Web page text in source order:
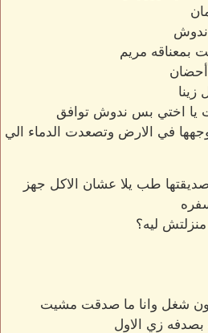
ندوش
بمعناقه مريم
زينا
يا اختي بس ندوش توافق
في الارض وتصعدت الدماء الي
طب يلا عشان الاكل جهز
ليه؟
شغل وانا ما صدقت مشيت
زي الاول